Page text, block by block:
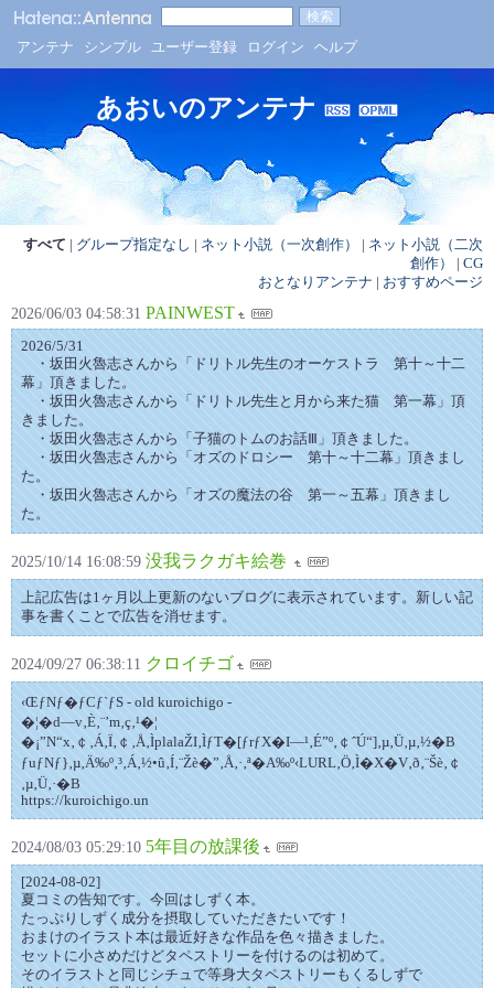
アンテナ シンプル ユーザー登録 ログイン ヘルプ
あおいのアンテナ
すべて | グループ指定なし | ネット小説（一次創作） | ネット小説（二次
創作）
| CG
おとなりアンテナ | おすすめページ
2026/06/03 04:58:31 PAINWEST
2026/5/31
・坂田火魯志さんから「ドリトル先生のオーケストラ 第十～十二
幕」頂きました。
・坂田火魯志さんから「ドリトル先生と月から来た猫 第一幕」頂
きました。
・坂田火魯志さんから「子猫のトムのお話Ⅲ」頂きました。
・坂田火魯志さんから「オズのドロシー 第十～十二幕」頂きまし
た。
・坂田火魯志さんから「オズの魔法の谷 第一～五幕」頂きまし
た。
2025/10/14 16:08:59 没我ラクガキ絵巻
上記広告は1ヶ月以上更新のないブログに表示されています。新しい記
事を書くことで広告を消せます。
2024/09/27 06:38:11 クロイチゴ
‹ŒƒNƒ�ƒCƒ`ƒS - old kuroichigo -
�¦�d—v‚È‚¨’m‚ç‚¹�¦
�¡”N“x‚￠‚Á‚Ï‚￠‚Å‚ÌplalaŽI‚ÌƒT�[ƒrƒX�I—¹‚É”º‚￠ˆÚ“]‚µ‚Ü‚µ‚½�B
ƒuƒNƒ}‚µ‚Ä‰º‚³‚Á‚½•û‚Í‚¨Žè�”‚Å‚·‚ª�A‰º‹LURL‚Ö‚Ì�X�V‚ð‚¨Šè‚￠
‚µ‚Ü‚·�B
https://kuroichigo.un
2024/08/03 05:29:10 5年目の放課後
[2024-08-02]
夏コミの告知です。今回はしずく本。
たっぷりしずく成分を摂取していただきたいです！
おまけのイラスト本は最近好きな作品を色々描きました。
セットに小さめだけどタペストリーを付けるのは初めて。
そのイラストと同じシチュで等身大タペストリーもくるしずで